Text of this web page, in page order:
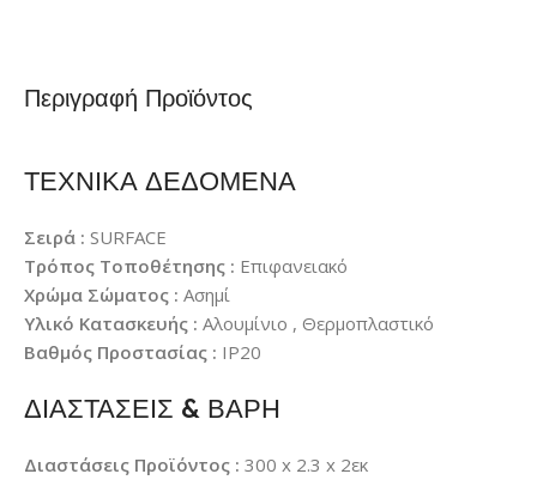
Περιγραφή Προϊόντος
ΤΕΧΝΙΚΑ ΔΕΔΟΜΕΝΑ
Σειρά : SURFACE
Τρόπος Τοποθέτησης : Επιφανειακό
Χρώμα Σώματος : Ασημί
Υλικό Κατασκευής : Αλουμίνιο , Θερμοπλαστικό
Βαθμός Προστασίας : IP20
ΔΙΑΣΤΑΣΕΙΣ & ΒΑΡΗ
Διαστάσεις Προϊόντος : 300 x 2.3 x 2εκ